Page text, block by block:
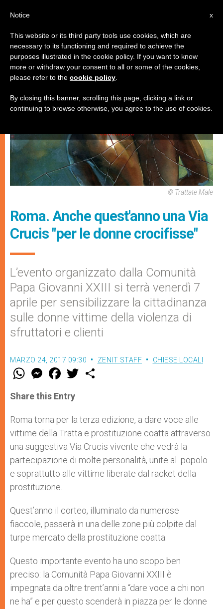
CHIESE LOCALI
© Trattate Male
Roma. Anche quest'anno una Via
Crucis "per le donne crocifisse"
L’evento organizzato dalla Comunità
Papa Giovanni XXIII si terrà venerdì 7
aprile per sensibilizzare la cittadinanza
sulle donne vittime della violenza di
sfruttatori e clienti
MARZO 24, 2017 09:30 ZENIT STAFF CHIESE LOCALI
W
t
s
p
p
M
e
s
e
g
e
r
F
a
e
b
o
k
w
r
Share this Entry
Roma torna per la terza edizione, a dare voce alle
vittime della Tratta e prostituzione coatta attraverso
una suggestiva Via Crucis vivente che vedrà la
partecipazione di molte personalità, unite al popolo
e soprattutto alle vittime liberate dal racket della
prostituzione.
Quest’anno il corteo, illuminato da numerose
fiaccole, passerà in una delle zone più colpite dal
turpe mercato della prostituzione coatta.
Questo importante evento ha uno scopo ben
preciso: la Comunità Papa Giovanni XXIII è
impegnata da oltre trent’anni a “dare voce a chi non
ne ha” e per questo scenderà in piazza per le donne
x
Notice
This website or its third party tools use cookies, which are
necessary to its functioning and required to achieve the
purposes illustrated in the cookie policy. If you want to know
more or withdraw your consent to all or some of the cookies,
please refer to the cookie policy
By closing this banner, scrolling this page, clicking a link or
continuing to browse otherwise, you agree to the use of cookies.